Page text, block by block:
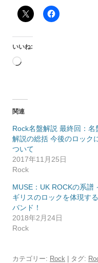
いいね:
読
み
中…
関連
Rock名盤解説 最終回：名
解説の総括 今後のロック
ついて
2017年11月25日
Rock
MUSE：UK ROCKの系譜
ギリスのロックを体現する
バンド！
2018年2月24日
Rock
カテゴリー: Rock | タグ: